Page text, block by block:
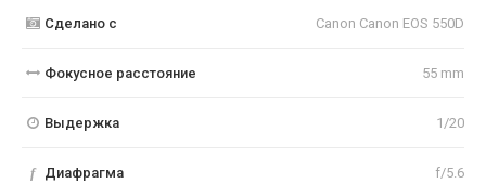
Сделано с Canon Canon EOS 550D
Фокусное расстояние 55 mm
Выдержка 1/20
f Диафрагма f/5.6